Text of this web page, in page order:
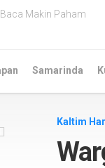
Baca Makin Paham
Samarinda
Kaltim